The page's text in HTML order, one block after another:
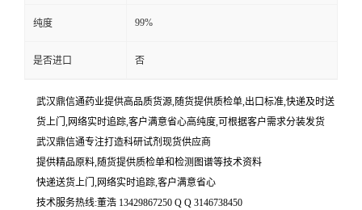
纯度 99%
是否进口 否
武汉鼎信通药业提供高品质货源,随货提供质检单,出口标准,快递及时送
货上门,网络实时追踪,客户满意省心高纯度,可根据客户需求分装发货
武汉鼎信通专注打造科研试剂现货供应商
提供精品原料,随货提供质检单和检测图谱等技术资料
快递送货上门,网络实时追踪,客户满意省心
技术服务热线:董浩 13429867250 Q Q 3146738450